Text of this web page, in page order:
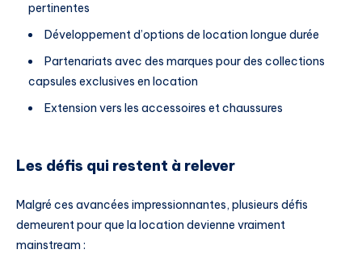
pertinentes
Développement d’options de location longue durée
Partenariats avec des marques pour des collections
capsules exclusives en location
Extension vers les accessoires et chaussures
Les défis qui restent à relever
Malgré ces avancées impressionnantes, plusieurs défis
demeurent pour que la location devienne vraiment
mainstream :